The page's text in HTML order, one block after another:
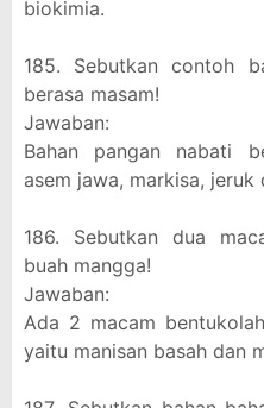
biokimia.
185. Sebutkan contoh
berasa masam!
Jawaban:
Bahan pangan nabati
asem jawa, markisa, jeruk
186. Sebutkan dua
buah mangga!
Jawaban:
Ada 2 macam
yaitu manisan basah dan